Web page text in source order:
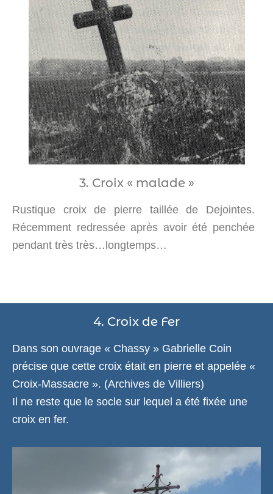
3. Croix « malade »
Rustique croix de pierre taillée de Dejointes.
Récemment redressée après avoir été penchée
pendant très très…longtemps…
4. Croix de Fer
Dans son ouvrage « Chassy » Gabrielle Coin
précise que cette croix était en pierre et appelée «
Croix-Massacre ». (Archives de Villiers)
Il ne reste que le socle sur lequel a été fixée une
croix en fer.